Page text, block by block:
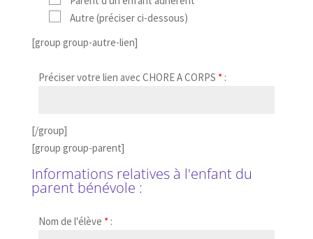
Autre (préciser ci-dessous)
[group group-autre-lien]
Préciser votre lien avec CHORE A CORPS * :
[/group]
[group group-parent]
Informations relatives à l'enfant du
parent bénévole :
Nom de l'élève * :